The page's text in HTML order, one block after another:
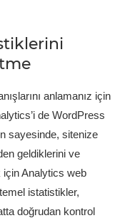
anlamanız için
de WordPress
sayesinde, sitenize
geldiklerini ve
için Analytics web
istatistikler,
doğrudan kontrol